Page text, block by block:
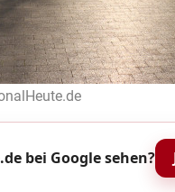
bei Google sehen?